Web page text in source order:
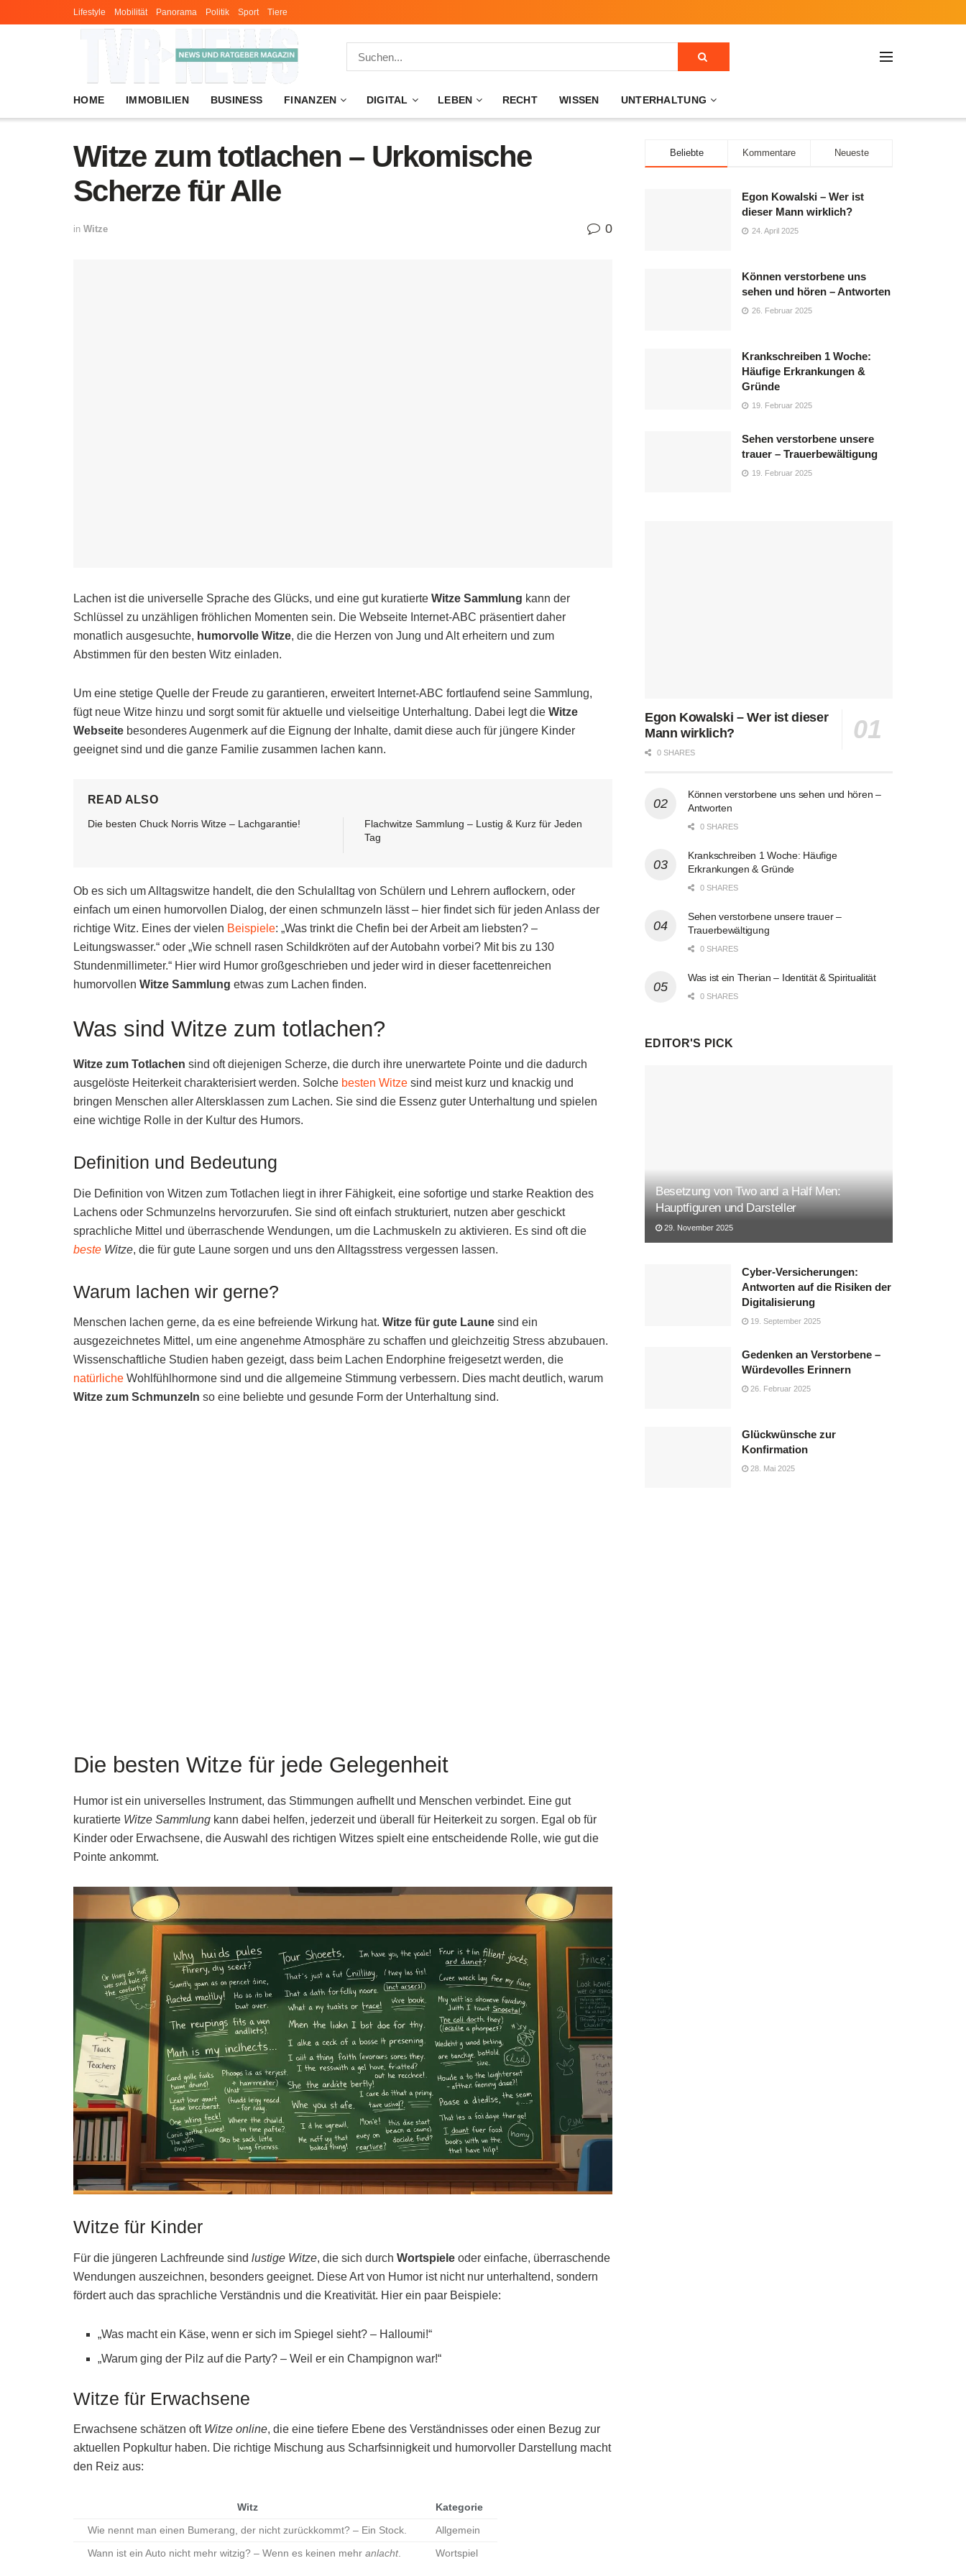
Lifestyle Mobilität Panorama Politik Sport Tiere
HOME IMMOBILIEN BUSINESS FINANZEN DIGITAL LEBEN RECHT WISSEN UNTERHALTUNG
Witze zum totlachen – Urkomische
Scherze für Alle
in Witze 0
Lachen ist die universelle Sprache des Glücks, und eine gut kuratierte Witze Sammlung kann der
Schlüssel zu unzähligen fröhlichen Momenten sein. Die Webseite Internet-ABC präsentiert daher
monatlich ausgesuchte, humorvolle Witze, die die Herzen von Jung und Alt erheitern und zum
Abstimmen für den besten Witz einladen.
Um eine stetige Quelle der Freude zu garantieren, erweitert Internet-ABC fortlaufend seine Sammlung,
fügt neue Witze hinzu und sorgt somit für aktuelle und vielseitige Unterhaltung. Dabei legt die Witze
Webseite besonderes Augenmerk auf die Eignung der Inhalte, damit diese auch für jüngere Kinder
geeignet sind und die ganze Familie zusammen lachen kann.
READ ALSO
Die besten Chuck Norris Witze – Lachgarantie!
Flachwitze Sammlung – Lustig & Kurz für Jeden
Tag
Ob es sich um Alltagswitze handelt, die den Schulalltag von Schülern und Lehrern auflockern, oder
einfach um einen humorvollen Dialog, der einen schmunzeln lässt – hier findet sich für jeden Anlass der
richtige Witz. Eines der vielen Beispiele: „Was trinkt die Chefin bei der Arbeit am liebsten? –
Leitungswasser.“ oder „Wie schnell rasen Schildkröten auf der Autobahn vorbei? Mit bis zu 130
Stundenmillimeter.“ Hier wird Humor großgeschrieben und jeder wird in dieser facettenreichen
humorvollen Witze Sammlung etwas zum Lachen finden.
Was sind Witze zum totlachen?
Witze zum Totlachen sind oft diejenigen Scherze, die durch ihre unerwartete Pointe und die dadurch
ausgelöste Heiterkeit charakterisiert werden. Solche besten Witze sind meist kurz und knackig und
bringen Menschen aller Altersklassen zum Lachen. Sie sind die Essenz guter Unterhaltung und spielen
eine wichtige Rolle in der Kultur des Humors.
Definition und Bedeutung
Die Definition von Witzen zum Totlachen liegt in ihrer Fähigkeit, eine sofortige und starke Reaktion des
Lachens oder Schmunzelns hervorzurufen. Sie sind oft einfach strukturiert, nutzen aber geschickt
sprachliche Mittel und überraschende Wendungen, um die Lachmuskeln zu aktivieren. Es sind oft die
beste Witze, die für gute Laune sorgen und uns den Alltagsstress vergessen lassen.
Warum lachen wir gerne?
Menschen lachen gerne, da es eine befreiende Wirkung hat. Witze für gute Laune sind ein
ausgezeichnetes Mittel, um eine angenehme Atmosphäre zu schaffen und gleichzeitig Stress abzubauen.
Wissenschaftliche Studien haben gezeigt, dass beim Lachen Endorphine freigesetzt werden, die
natürliche Wohlfühlhormone sind und die allgemeine Stimmung verbessern. Dies macht deutlich, warum
Witze zum Schmunzeln so eine beliebte und gesunde Form der Unterhaltung sind.
Die besten Witze für jede Gelegenheit
Humor ist ein universelles Instrument, das Stimmungen aufhellt und Menschen verbindet. Eine gut
kuratierte Witze Sammlung kann dabei helfen, jederzeit und überall für Heiterkeit zu sorgen. Egal ob für
Kinder oder Erwachsene, die Auswahl des richtigen Witzes spielt eine entscheidende Rolle, wie gut die
Pointe ankommt.
Witze für Kinder
Für die jüngeren Lachfreunde sind lustige Witze, die sich durch Wortspiele oder einfache, überraschende
Wendungen auszeichnen, besonders geeignet. Diese Art von Humor ist nicht nur unterhaltend, sondern
fördert auch das sprachliche Verständnis und die Kreativität. Hier ein paar Beispiele:
„Was macht ein Käse, wenn er sich im Spiegel sieht? – Halloumi!“
„Warum ging der Pilz auf die Party? – Weil er ein Champignon war!“
Witze für Erwachsene
Erwachsene schätzen oft Witze online, die eine tiefere Ebene des Verständnisses oder einen Bezug zur
aktuellen Popkultur haben. Die richtige Mischung aus Scharfsinnigkeit und humorvoller Darstellung macht
den Reiz aus:
Witz Kategorie
Wie nennt man einen Bumerang, der nicht zurückkommt? – Ein Stock. Allgemein
Wann ist ein Auto nicht mehr witzig? – Wenn es keinen mehr anlacht. Wortspiel
Beliebte Kommentare Neueste
Egon Kowalski – Wer ist
dieser Mann wirklich?
24. April 2025
Können verstorbene uns
sehen und hören – Antworten
26. Februar 2025
Krankschreiben 1 Woche:
Häufige Erkrankungen &
Gründe
19. Februar 2025
Sehen verstorbene unsere
trauer – Trauerbewältigung
19. Februar 2025
Egon Kowalski – Wer ist dieser
Mann wirklich?
0 SHARES
Können verstorbene uns sehen und hören –
Antworten
0 SHARES
Krankschreiben 1 Woche: Häufige
Erkrankungen & Gründe
0 SHARES
Sehen verstorbene unsere trauer –
Trauerbewältigung
0 SHARES
Was ist ein Therian – Identität & Spiritualität
0 SHARES
EDITOR'S PICK
Besetzung von Two and a Half Men:
Hauptfiguren und Darsteller
29. November 2025
Cyber-Versicherungen:
Antworten auf die Risiken der
Digitalisierung
19. September 2025
Gedenken an Verstorbene –
Würdevolles Erinnern
26. Februar 2025
Glückwünsche zur
Konfirmation
28. Mai 2025